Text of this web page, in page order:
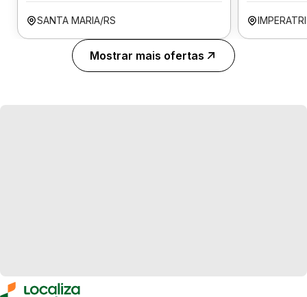
SANTA MARIA/RS
Mostrar mais ofertas